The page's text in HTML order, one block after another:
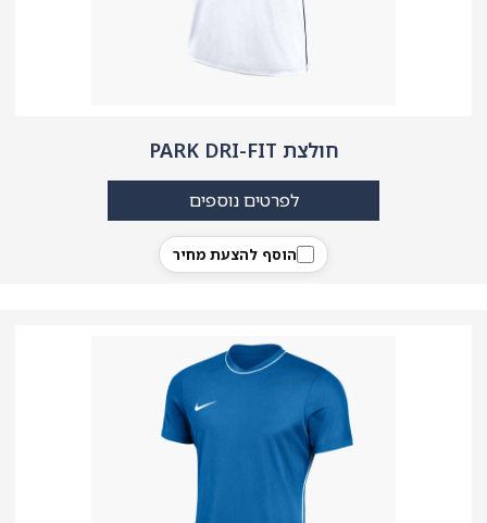
חולצת PARK DRI-FIT
הוסף להצעת מחיר
לפרטים נוספים